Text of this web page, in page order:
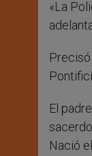
«La
El
Nació